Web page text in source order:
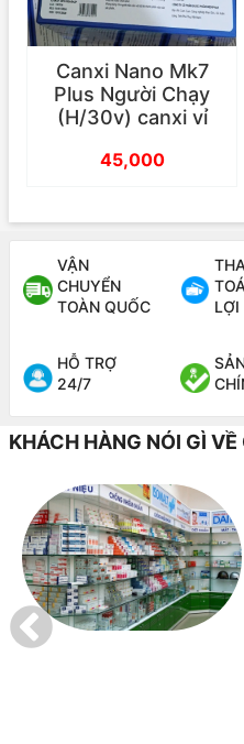
Canxi Nano Mk7
Plus Người Chạy
(H/30v) canxi vỉ
45,000
VẬN
CHUYỂN
TOÀN QUỐC
LỢI
HỖ TRỢ
24/7
KHÁCH HÀNG NÓI GÌ VỀ